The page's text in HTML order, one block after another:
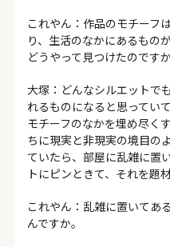
これやん：作品のモチーフ
り、生活のなかにあるもの
どうやって見つけたのです
大塚：どんなシルエットで
れるものになると思ってい
モチーフのなかを埋め尽く
ちに現実と非現実の境目の
ていたら、部屋に乱雑に置
トにピンときて、それを題
これやん：乱雑に置いてあ
んですか。